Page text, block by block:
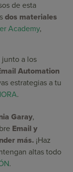
de esta
dos materiales
Academy,
junto a los
Automation
estrategias a tu
.
Garay,
Email y
más. ¡Haz
altas todo
.